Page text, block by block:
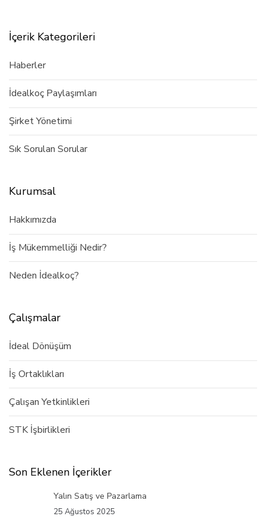
İçerik Kategorileri
Haberler
İdealkoç Paylaşımları
Şirket Yönetimi
Sık Sorulan Sorular
Kurumsal
Hakkımızda
İş Mükemmelliği Nedir?
Neden İdealkoç?
Çalışmalar
İdeal Dönüşüm
İş Ortaklıkları
Çalışan Yetkinlikleri
STK İşbirlikleri
Son Eklenen İçerikler
Yalın Satış ve Pazarlama
25 Ağustos 2025